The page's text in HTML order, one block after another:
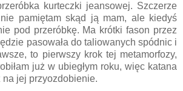
kurteczki jeansowej. Szczerze
pamiętam skąd ją mam, ale kiedyś
pod przeróbkę. Ma krótki fason przez
pasowała do taliowanych spódnic i
to pierwszy krok tej metamorfozy,
już w ubiegłym roku, więc katana
na jej przyozdobienie.